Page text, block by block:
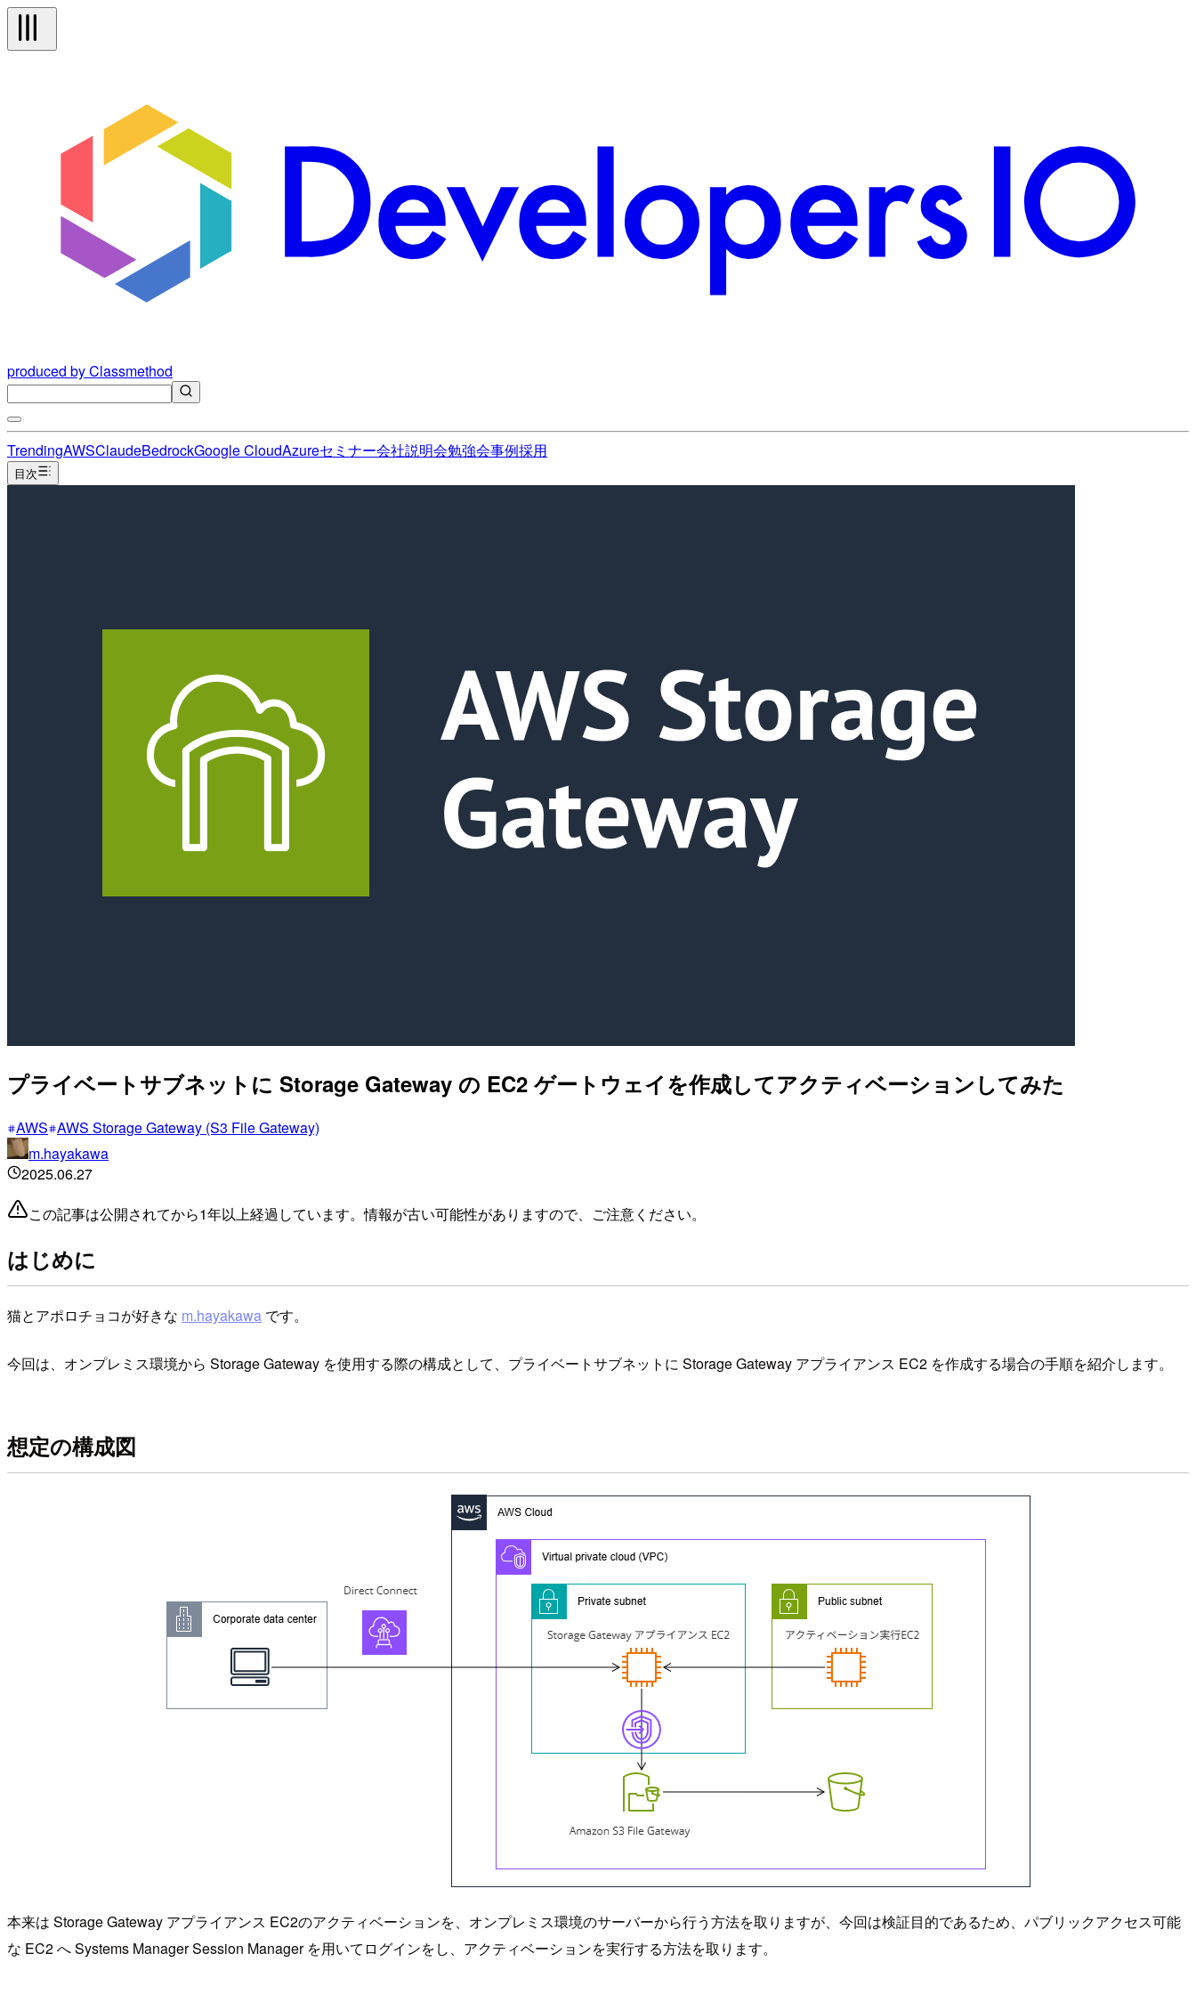
produced by Classmethod
TrendingAWSClaudeBedrockGoogle CloudAzureセミナー会社説明会勉強会事例採用
目次
プライベートサブネットに Storage Gateway の EC2 ゲートウェイを作成してアクティベーションしてみた
AWS AWS Storage Gateway (S3 File Gateway)
m.hayakawa
2025.06.27
この記事は公開されてから1年以上経過しています。情報が古い可能性がありますので、ご注意ください。
はじめに
猫とアポロチョコが好きな m.hayakawa です。
今回は、オンプレミス環境から Storage Gateway を使用する際の構成として、プライベートサブネットに Storage Gateway アプライアンス EC2 を作成する場合の手順を紹介します。
想定の構成図
本来は Storage Gateway アプライアンス EC2のアクティベーションを、オンプレミス環境のサーバーから行う方法を取りますが、今回は検証目的であるため、パブリックアクセス可能
な EC2 へ Systems Manager Session Manager を用いてログインをし、アクティベーションを実行する方法を取ります。